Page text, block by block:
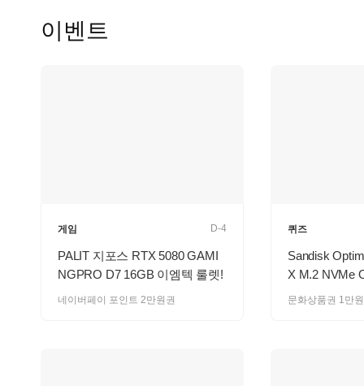
이벤트
게임 D-4
PALIT 지포스 RTX 5080 GAMI
NGPRO D7 16GB 이엠텍 룰렛!
네이버페이 포인트 2만원권
퀴즈
Sandisk
X M.2 NVMe
문화상품권 1만